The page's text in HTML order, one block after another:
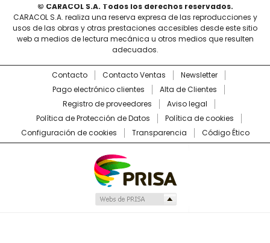
© CARACOL S.A. Todos los derechos reservados.
CARACOL S.A. realiza una reserva expresa de las reproducciones y
usos de las obras y otras prestaciones accesibles desde este sitio
web a medios de lectura mecánica u otros medios que resulten
adecuados.
Contacto Contacto Ventas
Newsletter
Pago electrónico clientes
Alta de Clientes
Registro de proveedores
Aviso legal
Política de Protección de Datos
Política de cookies
Configuración de cookies
Transparencia Código Ético